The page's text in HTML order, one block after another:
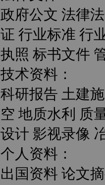
政府公文 法律
证 行业标准 行
执照 标书文件
技术资料：
科研报告 土建
空 地质水利 质
设计 影视录像
个人资料：
出国资料 论文